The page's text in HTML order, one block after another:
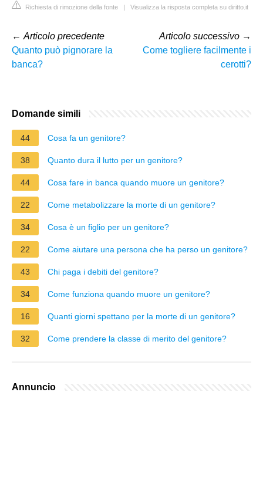
Richiesta di rimozione della fonte | Visualizza la risposta completa su diritto.it
← Articolo precedente
Quanto può pignorare la
banca?
Articolo successivo →
Come togliere facilmente i
cerotti?
Domande simili
44 Cosa fa un genitore?
38 Quanto dura il lutto per un genitore?
44 Cosa fare in banca quando muore un genitore?
22 Come metabolizzare la morte di un genitore?
34 Cosa è un figlio per un genitore?
22 Come aiutare una persona che ha perso un genitore?
43 Chi paga i debiti del genitore?
34 Come funziona quando muore un genitore?
16 Quanti giorni spettano per la morte di un genitore?
32 Come prendere la classe di merito del genitore?
Annuncio